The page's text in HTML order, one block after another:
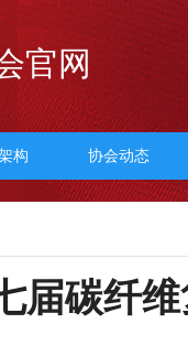
官网
构 协会动态
届碳纤